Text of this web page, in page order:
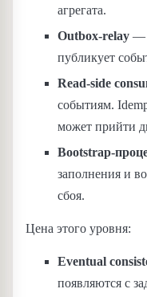
агрегата.
Outbox-relay —
публикует
Read-side
событиям.
может прийти
Bootstrap-
заполнения и
сбоя.
Цена этого уровня:
Eventual
появляются с